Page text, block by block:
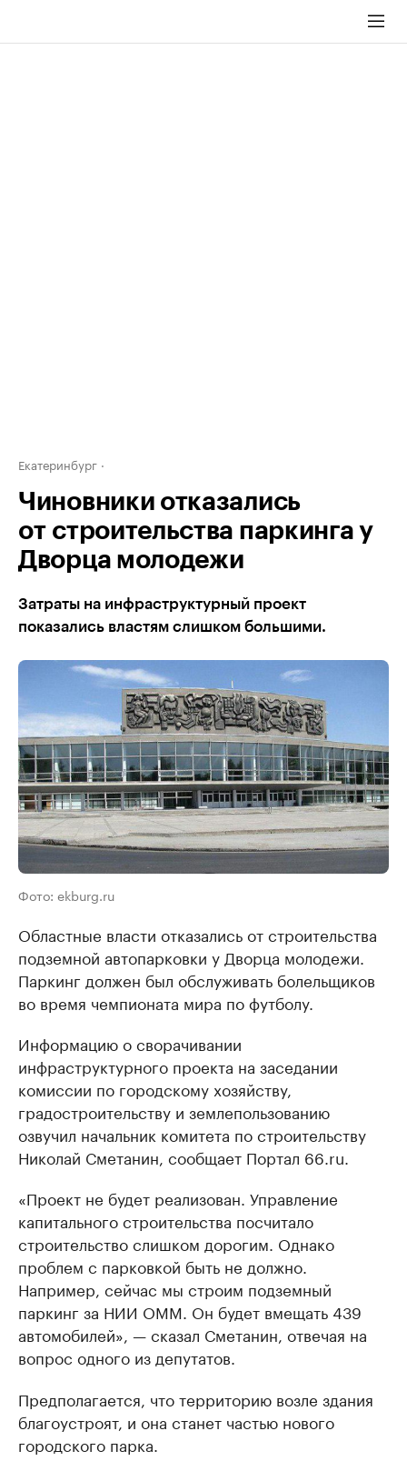
Екатеринбург
Чиновники отказались
от строительства паркинга у
Дворца молодежи
Затраты на инфраструктурный проект
показались властям слишком большими.
Фото: ekburg.ru
Областные власти отказались от строительства
подземной автопарковки у Дворца молодежи.
Паркинг должен был обслуживать болельщиков
во время чемпионата мира по футболу.
Информацию о сворачивании
инфраструктурного проекта на заседании
комиссии по городскому хозяйству,
градостроительству и землепользованию
озвучил начальник комитета по строительству
Николай Сметанин, сообщает Портал 66.ru.
«Проект не будет реализован. Управление
капитального строительства посчитало
строительство слишком дорогим. Однако
проблем с парковкой быть не должно.
Например, сейчас мы строим подземный
паркинг за НИИ ОММ. Он будет вмещать 439
автомобилей», — сказал Сметанин, отвечая на
вопрос одного из депутатов.
Предполагается, что территорию возле здания
благоустроят, и она станет частью нового
городского парка.